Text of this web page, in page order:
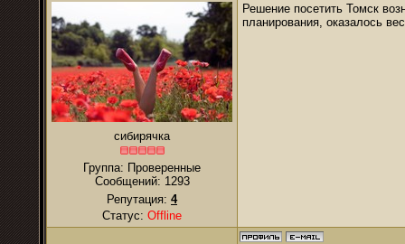
сибирячка
Группа: Проверенные
Сообщений: 1293
Репутация: 4
Статус: Offline
Решение посетить Томск
планирования, оказалось